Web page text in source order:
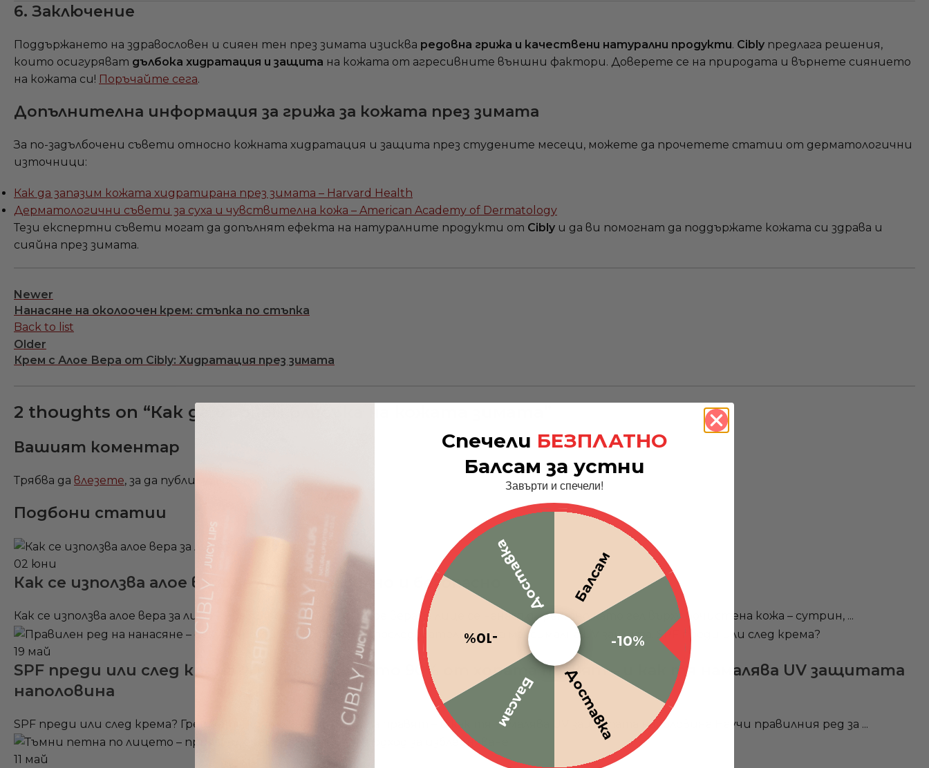
6. Заключение
Поддържането на здравословен и сияен тен през зимата изисква редовна грижа и качествени натурални продукти. Cibly предлага решения,
които осигуряват дълбока хидратация и защита на кожата от агресивните външни фактори. Доверете се на природата и върнете сиянието
на кожата си! Поръчайте сега.
Допълнителна информация за грижа за кожата през зимата
За по-задълбочени съвети относно кожната хидратация и защита през студените месеци, можете да прочетете статии от дерматологични
източници:
Как да запазим кожата хидратирана през зимата – Harvard Health
Дерматологични съвети за суха и чувствителна кожа – American Academy of Dermatology
Тези експертни съвети могат да допълнят ефекта на натуралните продукти от Cibly и да ви помогнат да поддържате кожата си здрава и
сияйна през зимата.
Newer
Нанасяне на околоочен крем: стъпка по стъпка​
Back to list
Older
Крем с Алое Вера от Cibly: Хидратация през зимата
2 thoughts on “Как да върнем блясъка на кожата зимата
Вашият коментар
Трябва да влезете, за да публикувате коментар.
Подбони статии
02 юни
Как се използва алое вера за лице – правилно и безопасно
Как се използва алое вера за лице – правилно и безопасно Алое вера за лице се нанася директно като гел върху почистена кожа – сутрин, ...
19 май
SPF преди или след крема? Грешката, която 90% от хората правят – и как тя намалява UV защитата
наполовина
SPF преди или след крема? Грешката, която 90% от хората правят – и как тя намалява UV защитата наполовина Научи правилния ред за ...
11 май
Спечели БЕЗПЛАТНО
Балсам за устни
Завърти и спечели!
Балсам
-10%
Доставка
Балсам
-10%
Доставка